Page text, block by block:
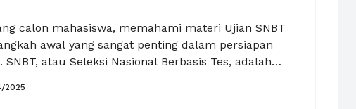
calon mahasiswa, memahami materi Ujian SNBT
awal yang sangat penting dalam persiapan
atau Seleksi Nasional Berbasis Tes, adalah
menentukan jalur pendidikan yang akan kita
ini, kita akan membahas langkah-langkah
2025